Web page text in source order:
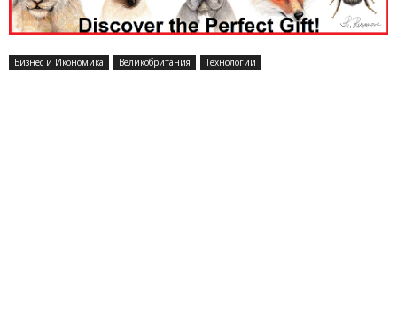
Бизнес и Икономика Великобритания Технологии